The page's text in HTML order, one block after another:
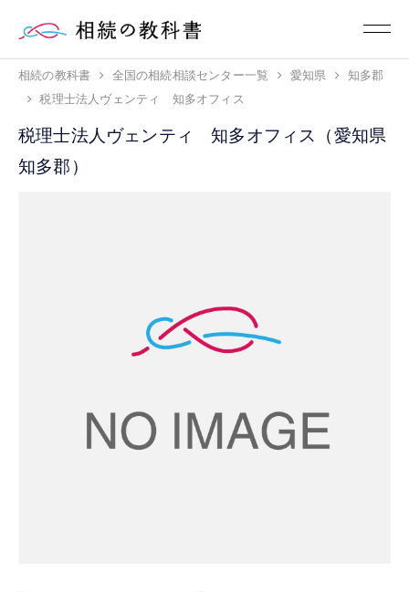
相続の教科書 全国の相続相談センター一覧 愛知県
知多郡
税理士法人ヴェンティ 知多オフィス
税理士法人ヴェンティ 知多オフィス（愛知県
知多郡）